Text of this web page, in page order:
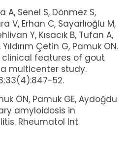
A, Senel S, Dönmez S,
V, Erhan C, Sayarlıoğlu M,
Y, Kısacık B, Tufan A,
Çetin G, Pamuk ON.
features of gout
multicenter study.
52.
ÖN, Pamuk GE, Aydoğdu
amyloidosis in
Rheumatol Int